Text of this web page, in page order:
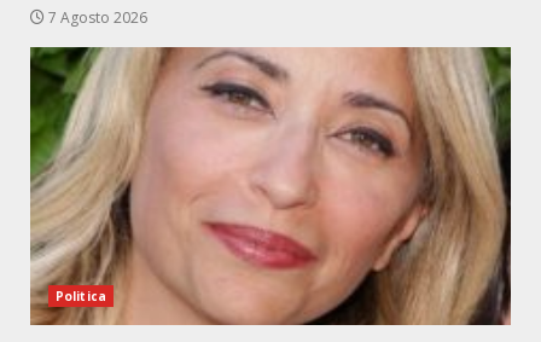
7 Agosto 2026
Politica